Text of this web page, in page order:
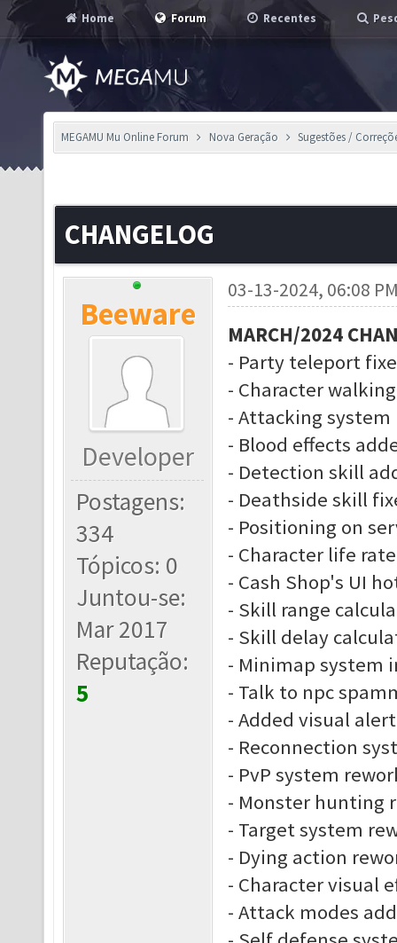
Home Forum Recentes
MEGAMU Mu Online Forum Nova Geração Sugestões /
CHANGELOG
Beeware
Developer
Postagens:
334
Tópicos: 0
Juntou-se:
Mar 2017
Reputação:
5
03-13-2024, 06:08
MARCH/2024
- Party teleport
- Character
- Attacking
- Blood effects
- Detection skill
- Deathside skill
- Positioning on
- Character life
- Cash Shop's UI
- Skill range
- Skill delay
- Minimap system
- Talk to npc
- Added visual
- Reconnection
- PvP system
- Monster hunting
- Target system
- Dying action
- Character visual
- Attack modes